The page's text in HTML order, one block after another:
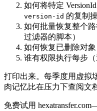
如何将特定
version-id 的复制操
如何批量恢复整个
过滤器的脚本）
如何恢复已删除对象
谁有权限执行每步
打印出来。每季度用虚拟
肉记忆比在压力下查阅文
免费试用